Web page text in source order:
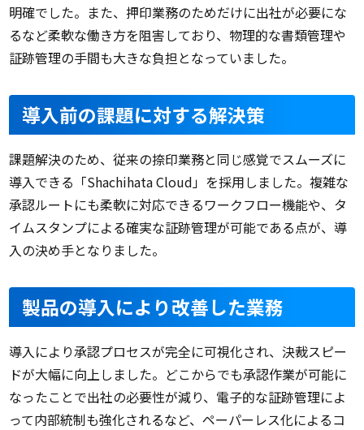
明確でした。また、押印業務のためだけに出社が必要にな
るなど柔軟な働き方を阻害しており、物理的な書類管理や
証跡管理の手間も大きな負担となっていました。
導入前の課題に対する解決策
課題解決のため、従来の捺印業務と同じ感覚でスムーズに
導入できる「Shachihata Cloud」を採用しました。複雑な
承認ルートにも柔軟に対応できるワークフロー機能や、タ
イムスタンプによる確実な証跡管理が可能である点が、導
入の決め手となりました。
製品の導入により改善した業務
導入により承認プロセスが完全に可視化され、決裁スピー
ドが大幅に向上しました。どこからでも承認作業が可能に
なったことで出社の必要性が減り、電子的な証跡管理によ
って内部統制も強化されるなど、ペーパーレス化によるコ